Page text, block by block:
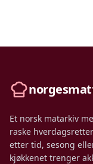
Et norsk matarkiv
raske
etter tid, sesong
kjøkkenet trenger